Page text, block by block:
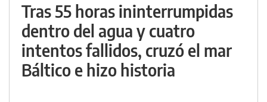
Tras 55 horas ininterrumpidas
dentro del agua y cuatro
intentos fallidos, cruzó el mar
Báltico e hizo historia